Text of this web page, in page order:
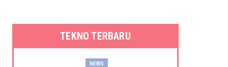
TEKNO TERBARU
NEWS